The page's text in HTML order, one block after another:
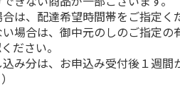
は、配達希望時間帯をご指定く
場合は、御中元のしのご指定の
ださい。
込み分は、お申込み受付後１週間